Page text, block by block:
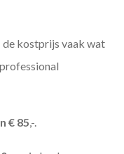
de kostprijs vaak wat
€ 85,-.